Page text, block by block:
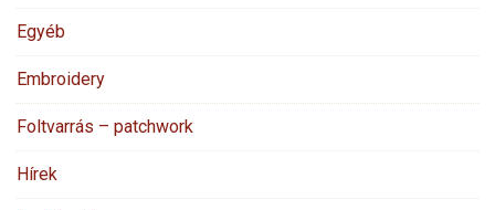
Egyéb
Embroidery
Foltvarrás – patchwork
Hírek